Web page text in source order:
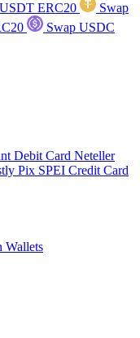
ERC20
Swap
Swap USDC
Debit Card Neteller
Pix SPEI Credit Card
Wallets